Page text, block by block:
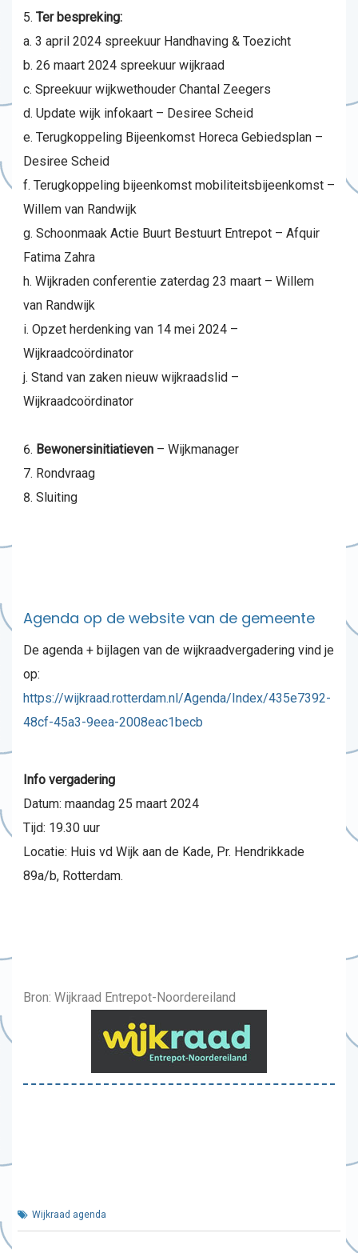
Ter bespreking:
a. 3 april 2024 spreekuur Handhaving & Toezicht
b. 26 maart 2024 spreekuur wijkraad
c. Spreekuur wijkwethouder Chantal Zeegers
d. Update wijk infokaart – Desiree Scheid
e. Terugkoppeling Bijeenkomst Horeca Gebiedsplan –
Desiree Scheid
f. Terugkoppeling bijeenkomst mobiliteitsbijeenkomst –
Willem van Randwijk
g. Schoonmaak Actie Buurt Bestuurt Entrepot – Afquir
Fatima Zahra
h. Wijkraden conferentie zaterdag 23 maart – Willem
van Randwijk
i. Opzet herdenking van 14 mei 2024 –
Wijkraadcoördinator
j. Stand van zaken nieuw wijkraadslid –
Wijkraadcoördinator
Bewonersinitiatieven – Wijkmanager
Rondvraag
Sluiting
Agenda op de website van de gemeente
De agenda + bijlagen van de wijkraadvergadering vind je
op:
https://wijkraad.rotterdam.nl/Agenda/Index/435e7392-
48cf-45a3-9eea-2008eac1becb
Info vergadering
Datum: maandag 25 maart 2024
Tijd: 19.30 uur
Locatie: Huis vd Wijk aan de Kade, Pr. Hendrikkade
89a/b, Rotterdam.
Bron: Wijkraad Entrepot-Noordereiland
Wijkraad agenda